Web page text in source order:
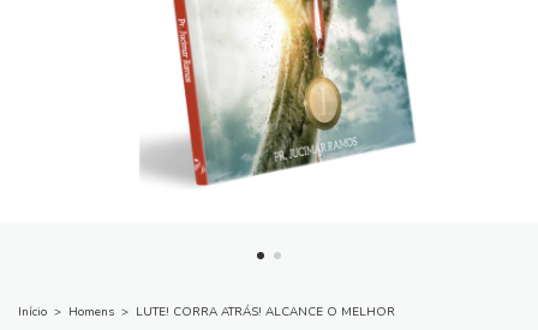
Início > Homens > LUTE! CORRA ATRÁS! ALCANCE O MELHOR